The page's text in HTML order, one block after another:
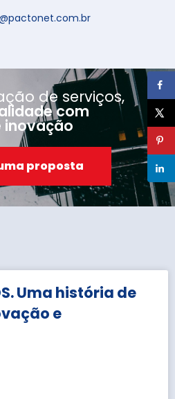
de serviços,
com
inovação
proposta
Uma história de
e